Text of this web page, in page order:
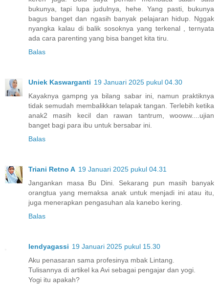
bukunya, tapi lupa judulnya, hehe. Yang pasti, bukunya
bagus banget dan ngasih banyak pelajaran hidup. Nggak
nyangka kalau di balik sosoknya yang terkenal , ternyata
ada cara parenting yang bisa banget kita tiru.
Balas
Uniek Kaswarganti 19 Januari 2025 pukul 04.30
Kayaknya gampng ya bilang sabar ini, namun praktiknya
tidak semudah membalikkan telapak tangan. Terlebih ketika
anak2 masih kecil dan rawan tantrum, wooww....ujian
banget bagi para ibu untuk bersabar ini.
Balas
Triani Retno A 19 Januari 2025 pukul 04.31
Jangankan masa Bu Dini. Sekarang pun masih banyak
orangtua yang memaksa anak untuk menjadi ini atau itu,
juga menerapkan pengasuhan ala kanebo kering.
Balas
lendyagassi 19 Januari 2025 pukul 15.30
Aku penasaran sama profesinya mbak Lintang.
Tulisannya di artikel ka Avi sebagai pengajar dan yogi.
Yogi itu apakah?